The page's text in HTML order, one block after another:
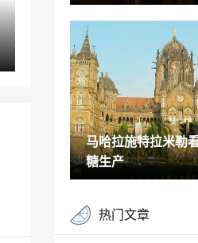
罗哈开发人员集团公
放4月7日;检查问题大
税
2022-01-07
焦点股票：Bharti
C，Reliance
2022-01-07
卢比可能在中期达到
率跳跃，美元指数重
2022-01-07
6日：燃料价格保持不
马哈拉施特拉米勒
糖生产
热门文章